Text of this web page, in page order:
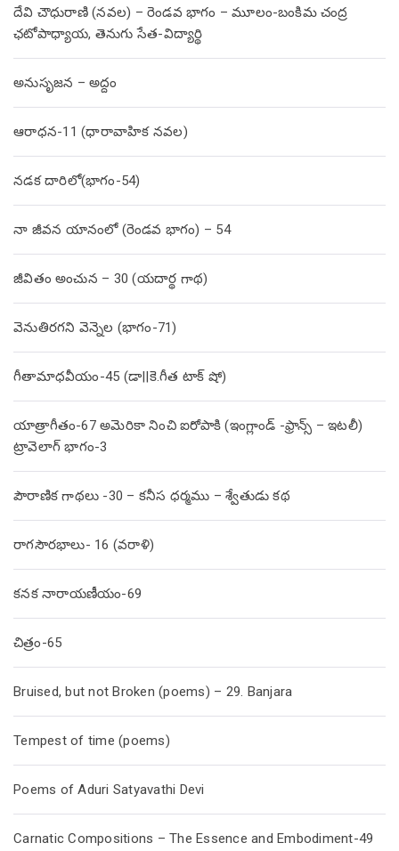
దేవి చౌధురాణి (నవల) – రెండవ భాగం – మూలం-బంకిమ చంద్ర
ఛటోపాధ్యాయ, తెనుగు సేత-విద్యార్థి
అనుసృజన – అద్దం
ఆరాధన-11 (ధారావాహిక నవల)
నడక దారిలో(భాగం-54)
నా జీవన యానంలో (రెండవ భాగం) – 54
జీవితం అంచున – 30 (యదార్థ గాథ)
వెనుతిరగని వెన్నెల (భాగం-71)
గీతామాధవీయం-45 (డా||కె.గీత టాక్ షో)
యాత్రాగీతం-67 అమెరికా నించి ఐరోపాకి (ఇంగ్లాండ్ -ఫ్రాన్స్ – ఇటలీ)
ట్రావెలాగ్ భాగం-3
పౌరాణిక గాథలు -30 – కనీస ధర్మము – శ్వేతుడు కథ
రాగసౌరభాలు- 16 (వరాళి)
కనక నారాయణీయం-69
చిత్రం-65
Bruised, but not Broken (poems) – 29. Banjara
Tempest of time (poems)
Poems of Aduri Satyavathi Devi
Carnatic Compositions – The Essence and Embodiment-49